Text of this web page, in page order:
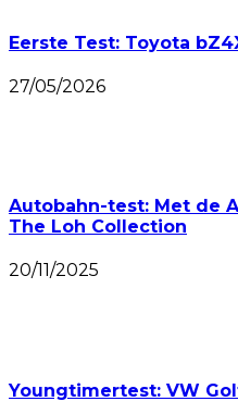
Eerste Test: Toyota
27/05/2026
Autobahn-test: Met de
The Loh Collection
20/11/2025
Youngtimertest: VW